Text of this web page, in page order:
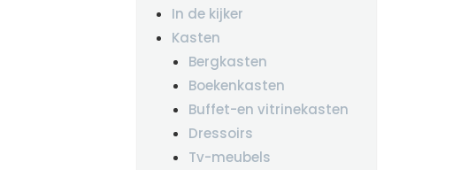
In de kijker
Kasten
Bergkasten
Boekenkasten
Buffet-en vitrinekasten
Dressoirs
Tv-meubels